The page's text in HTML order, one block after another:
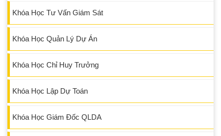
Khóa Học Tư Vấn Giám Sát
Khóa Học Quản Lý Dự Án
Khóa Học Chỉ Huy Trưởng
Khóa Học Lập Dự Toán
Khóa Học Giám Đốc QLDA